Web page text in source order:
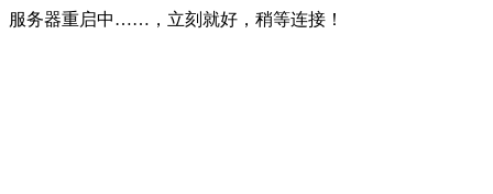
服务器重启中……，立刻就好，稍等连接！